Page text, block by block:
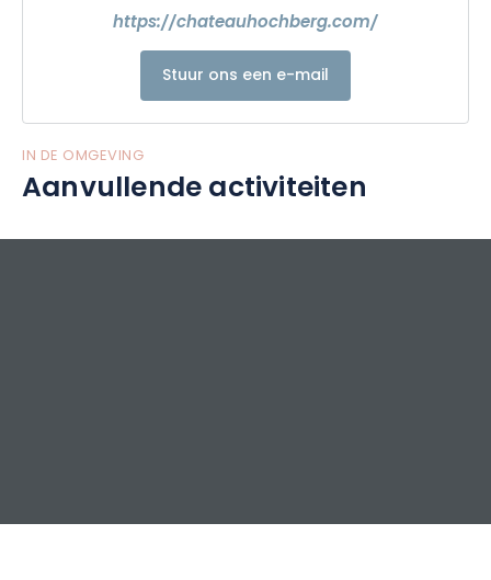
https://chateauhochberg.com/
Stuur ons een e-mail
IN DE OMGEVING
Aanvullende activiteiten